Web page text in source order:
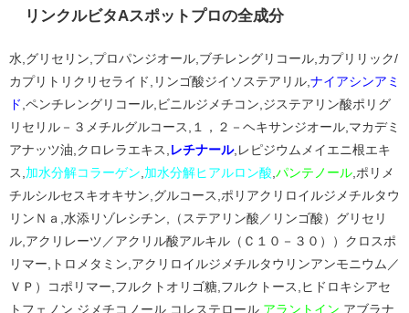
リンクルビタAスポットプロの全成分
水,グリセリン,プロパンジオール,ブチレングリコール,カプリリック/
カプリトリクリセライド,リンゴ酸ジイソステアリル, ナイアシンアミ
ド ,ペンチレングリコール,ビニルジメチコン,ジステアリン酸ポリグ
リセリル－３メチルグルコース,１，２－ヘキサンジオール,マカデミ
アナッツ油,クロレラエキス, レチナール,レピジウムメイエニ根エキ
ス, 加水分解コラーゲン 加水分解ヒアルロン酸 パンテノール ,ポリメ
チルシルセスキオキサン,グルコース,ポリアクリロイルジメチルタウ
リンＮａ,水添リゾレシチン,（ステアリン酸／リンゴ酸）グリセリ
ル,アクリレーツ／アクリル酸アルキル（Ｃ１０－３０））クロスポ
リマー,トロメタミン,アクリロイルジメチルタウリンアンモニウム／
ＶＰ）コポリマー,フルクトオリゴ糖,フルクトース,ヒドロキシアセ
トフェノン,ジメチコノール,コレステロール, アラントイン ,アブラナ